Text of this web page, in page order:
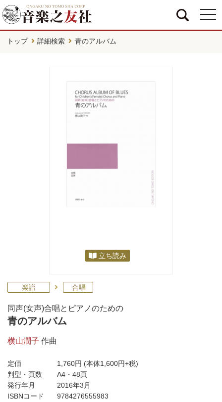
トップ 詳細検索 青のアルバム
立ち読み
楽譜 合唱
同声(女声)合唱とピアノのための
青のアルバム
横山潤子 作曲
定価 1,760円 (本体1,600円+税)
判型・頁数
A4・48頁
発行年月
2016年3月
ISBNコード
9784276555983